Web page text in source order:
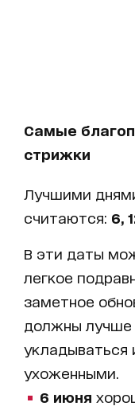
Самые
стрижки
Лучшими
считаются: 6,
В эти даты
легкое
заметное
должны лучше
укладываться
ухоженными.
6 июня